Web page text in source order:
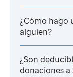
¿Cómo hago
alguien?
¿Son
donaciones a